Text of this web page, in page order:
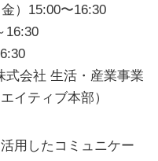
）15:00〜16:30
16:30
式会社 ⽣活・産業事業
イティブ本部）
⽤したコミュニケー